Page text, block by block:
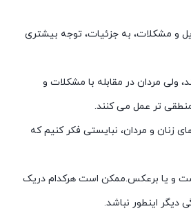
و مشکلات، به جزئیات، توجه بیشتری
ولی مردان در مقابله با مشکلات و
تر عمل می کنند.
زنان و مردان، نبایستی فکر کنیم که
و یا برعکس.ممکن است هرکدام دریک
دیگر اینطور نباشد.